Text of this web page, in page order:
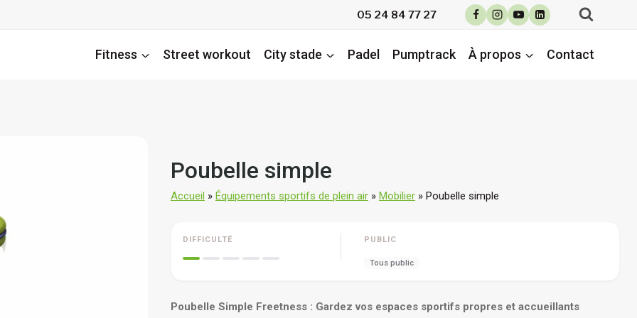
05 24 84 77 27
Fitness Street workout City stade Padel Pumptrack À propos Contact
Poubelle simple
Accueil » Équipements sportifs de plein air » Mobilier » Poubelle simple
DIFFICULTÉ PUBLIC
Tous public
Poubelle Simple Freetness : Gardez vos espaces sportifs propres et accueillants